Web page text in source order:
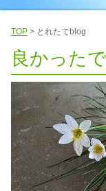
TOP > とれたてblog
良かった